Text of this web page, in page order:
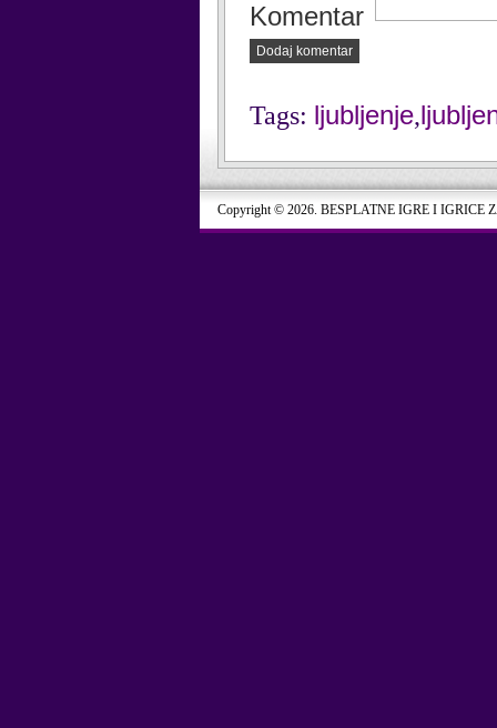
Komentar
Dodaj komentar
Tags: ljubljenje,
Copyright © 2026. BESPLATNE IGRE I IGRICE